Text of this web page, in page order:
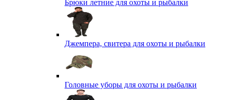
Брюки летние для охоты и рыбалки
Джемпера, свитера для охоты и рыбалки
Головные уборы для охоты и рыбалки